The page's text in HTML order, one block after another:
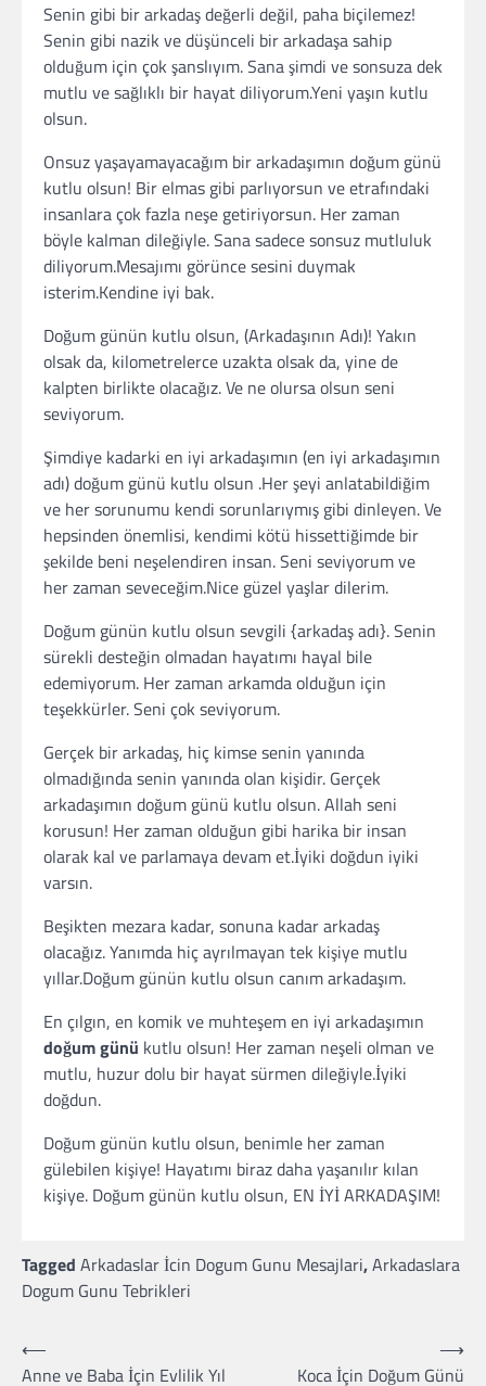
Senin gibi bir arkadaş değerli değil, paha biçilemez!
Senin gibi nazik ve düşünceli bir arkadaşa sahip
olduğum için çok şanslıyım. Sana şimdi ve sonsuza dek
mutlu ve sağlıklı bir hayat diliyorum.Yeni yaşın kutlu
olsun.
Onsuz yaşayamayacağım bir arkadaşımın doğum günü
kutlu olsun! Bir elmas gibi parlıyorsun ve etrafındaki
insanlara çok fazla neşe getiriyorsun. Her zaman
böyle kalman dileğiyle. Sana sadece sonsuz mutluluk
diliyorum.Mesajımı görünce sesini duymak
isterim.Kendine iyi bak.
Doğum günün kutlu olsun, (Arkadaşının Adı)! Yakın
olsak da, kilometrelerce uzakta olsak da, yine de
kalpten birlikte olacağız. Ve ne olursa olsun seni
seviyorum.
Şimdiye kadarki en iyi arkadaşımın (en iyi arkadaşımın
adı) doğum günü kutlu olsun .Her şeyi anlatabildiğim
ve her sorunumu kendi sorunlarıymış gibi dinleyen. Ve
hepsinden önemlisi, kendimi kötü hissettiğimde bir
şekilde beni neşelendiren insan. Seni seviyorum ve
her zaman seveceğim.Nice güzel yaşlar dilerim.
Doğum günün kutlu olsun sevgili {arkadaş adı}. Senin
sürekli desteğin olmadan hayatımı hayal bile
edemiyorum. Her zaman arkamda olduğun için
teşekkürler. Seni çok seviyorum.
Gerçek bir arkadaş, hiç kimse senin yanında
olmadığında senin yanında olan kişidir. Gerçek
arkadaşımın doğum günü kutlu olsun. Allah seni
korusun! Her zaman olduğun gibi harika bir insan
olarak kal ve parlamaya devam et.İyiki doğdun iyiki
varsın.
Beşikten mezara kadar, sonuna kadar arkadaş
olacağız. Yanımda hiç ayrılmayan tek kişiye mutlu
yıllar.Doğum günün kutlu olsun canım arkadaşım.
En çılgın, en komik ve muhteşem en iyi arkadaşımın
doğum günü kutlu olsun! Her zaman neşeli olman ve
mutlu, huzur dolu bir hayat sürmen dileğiyle.İyiki
doğdun.
Doğum günün kutlu olsun, benimle her zaman
gülebilen kişiye! Hayatımı biraz daha yaşanılır kılan
kişiye. Doğum günün kutlu olsun, EN İYİ ARKADAŞIM!
Tagged Arkadaslar İcin Dogum Gunu Mesajlari,Arkadaslara
Dogum Gunu Tebrikleri
Yazı
⟵
Anne ve Baba İçin Evlilik Yıl
Koca İçin Doğum Günü
⟶